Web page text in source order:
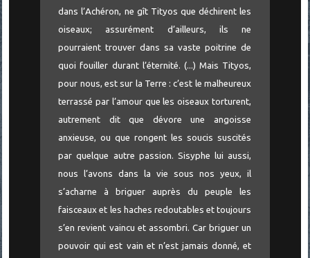
dans l’Achéron, ne gît Tityos que déchirent les
oiseaux; assurément d’ailleurs, ils ne
pourraient trouver dans sa vaste poitrine de
quoi fouiller durant l’éternité. (...) Mais Tityos,
pour nous, est sur la Terre : c’est le malheureux
terrassé par l’amour que les oiseaux torturent,
autrement dit que dévore une angoisse
anxieuse, ou que rongent les soucis suscités
par quelque autre passion. Sisyphe lui aussi,
nous l’avons dans la vie sous nos yeux, il
s’acharne à briguer auprès du peuple les
faisceaux et les haches redoutables et toujours
s’en revient vaincu et assombri. Car briguer un
pouvoir qui est vain et n’est jamais donné, et